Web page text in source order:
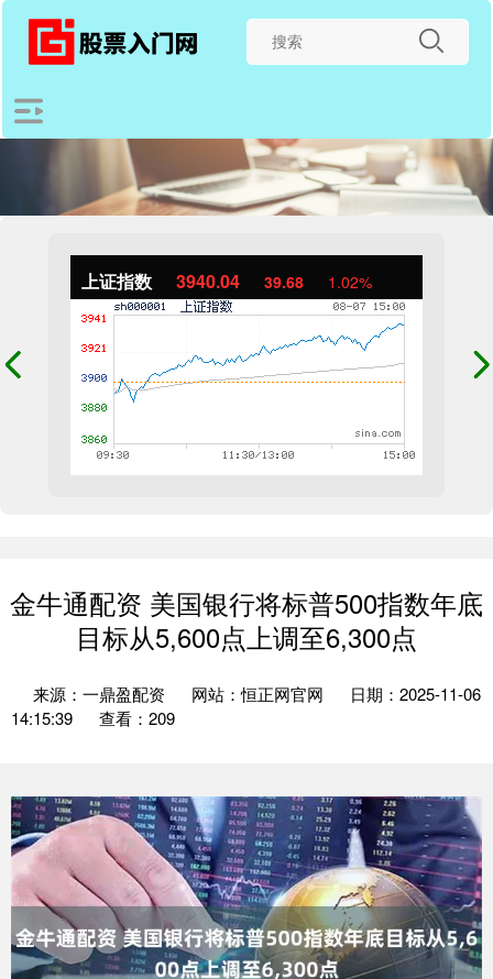
上证指数 3940.04 39.68 1.02%
金牛通配资 美国银行将标普500指数年底
目标从5,600点上调至6,300点
来源：一鼎盈配资 网站：恒正网官网
日期：2025-11-06
14:15:39
查看：209